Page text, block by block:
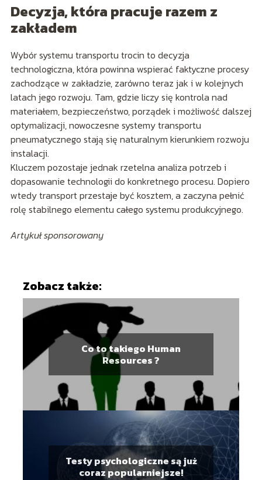
Decyzja, która pracuje razem z
zakładem
Wybór systemu transportu trocin to decyzja
technologiczna, która powinna wspierać faktyczne procesy
zachodzące w zakładzie, zarówno teraz jak i w kolejnych
latach jego rozwoju. Tam, gdzie liczy się kontrola nad
materiałem, bezpieczeństwo, porządek i możliwość dalszej
optymalizacji, nowoczesne systemy transportu
pneumatycznego stają się naturalnym kierunkiem rozwoju
instalacji.
Kluczem pozostaje jednak rzetelna analiza potrzeb i
dopasowanie technologii do konkretnego procesu. Dopiero
wtedy transport przestaje być kosztem, a zaczyna pełnić
rolę stabilnego elementu całego systemu produkcyjnego.
Artykuł sponsorowany
Zobacz także:
Co to takiego Human
Resources ?
Testy psychologiczne są już
coraz popularniejsze!